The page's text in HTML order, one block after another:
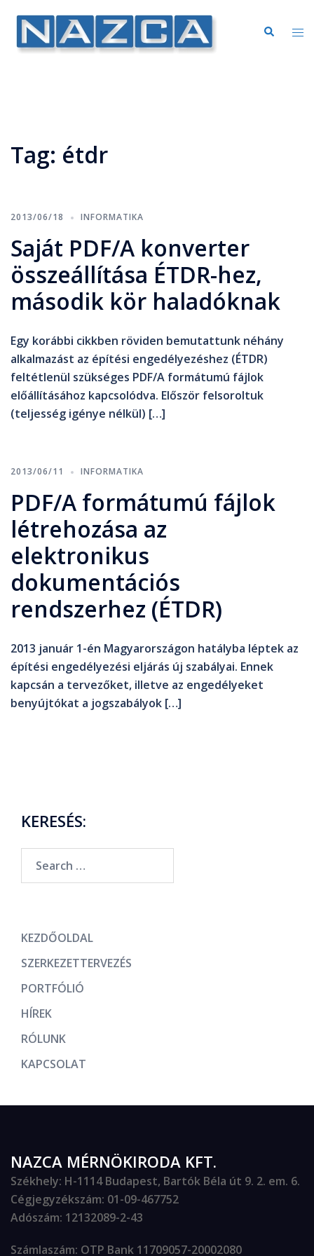
Tag: étdr
2013/06/18 INFORMATIKA
Saját PDF/A konverter
összeállítása ÉTDR-hez,
második kör haladóknak
Egy korábbi cikkben röviden bemutattunk néhány
alkalmazást az építési engedélyezéshez (ÉTDR)
feltétlenül szükséges PDF/A formátumú fájlok
előállításához kapcsolódva. Először felsoroltuk
(teljesség igénye nélkül) […]
2013/06/11 INFORMATIKA
PDF/A formátumú fájlok
létrehozása az
elektronikus
dokumentációs
rendszerhez (ÉTDR)
2013 január 1-én Magyarországon hatályba léptek az
építési engedélyezési eljárás új szabályai. Ennek
kapcsán a tervezőket, illetve az engedélyeket
benyújtókat a jogszabályok […]
KERESÉS:
KEZDŐOLDAL
SZERKEZETTERVEZÉS
PORTFÓLIÓ
HÍREK
RÓLUNK
KAPCSOLAT
NAZCA MÉRNÖKIRODA KFT.
Székhely: H-1114 Budapest, Bartók Béla út 9. 2. em. 6.
Cégjegyzékszám: 01-09-467752
Adószám: 12132089-2-43
Számlaszám: OTP Bank 11709057-20002080